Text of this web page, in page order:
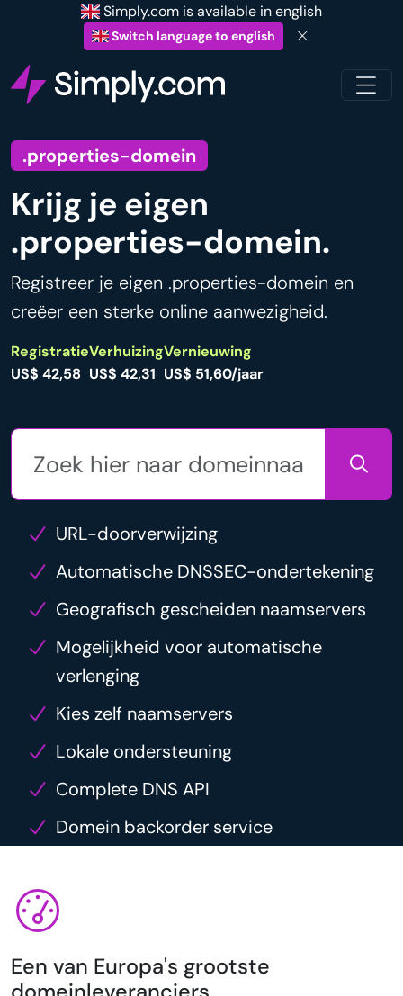
Simply.com is available in english
Switch language to english
.properties-domein
Krijg je eigen
.properties-domein.
Registreer je eigen .properties-domein en
creëer een sterke online aanwezigheid.
Registratie
US$ 42,58
Verhuizing
US$ 42,31
Vernieuwing
US$ 51,60/jaar
URL-doorverwijzing
Automatische DNSSEC-ondertekening
Geografisch gescheiden naamservers
Mogelijkheid voor automatische
verlenging
Kies zelf naamservers
Lokale ondersteuning
Complete DNS API
Domein backorder service
Een van Europa's grootste